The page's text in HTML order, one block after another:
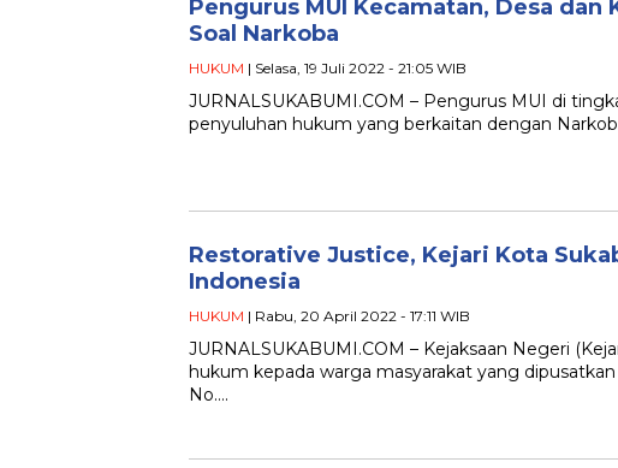
Pengurus MUI Kecamatan, Desa
Soal Narkoba
HUKUM | Selasa, 19 Juli 2022 - 21:05 WIB
JURNALSUKABUMI.COM – Pengurus MUI di
penyuluhan hukum yang berkaitan dengan
Restorative Justice, Kejari Kota
Indonesia
HUKUM | Rabu, 20 April 2022 - 17:11 WIB
JURNALSUKABUMI.COM – Kejaksaan Negeri
hukum kepada warga masyarakat yang
No….